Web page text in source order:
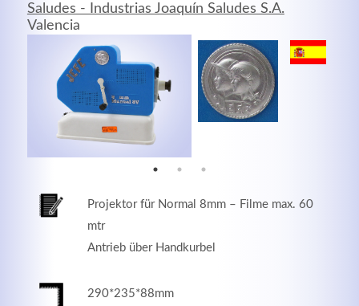
Saludes - Industrias Joaquín Saludes S.A.
Valencia
Projektor für Normal 8mm – Filme max. 60
mtr
Antrieb über Handkurbel
290*235*88mm
Lorem ipsum dolor sit amet, consectetuer adipiscing
elit. Aenean commodo ligula eget dolor.
MEHR INFOS